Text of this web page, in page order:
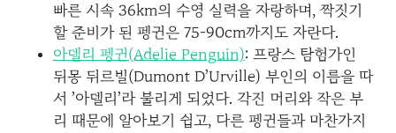
빠른 시속 36km의 수영 실력을 자랑하며, 짝짓기
할 준비가 된 펭귄은 75-90cm까지도 자란다.
아델리 펭귄(Adelie Penguin): 프랑스 탐험가인
뒤몽 뒤르빌(Dumont D’Urville) 부인의 이름을 따
서 ’아델리’라 불리게 되었다. 각진 머리와 작은 부
리 때문에 알아보기 쉽고, 다른 펭귄들과 마찬가지